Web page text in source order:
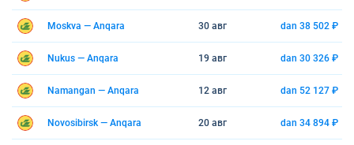
Moskva — Anqara 30 авг dan 38 502 ₽
Nukus — Anqara 19 авг dan 30 326 ₽
Namangan — Anqara 12 авг dan 52 127 ₽
Novosibirsk — Anqara 20 авг dan 34 894 ₽